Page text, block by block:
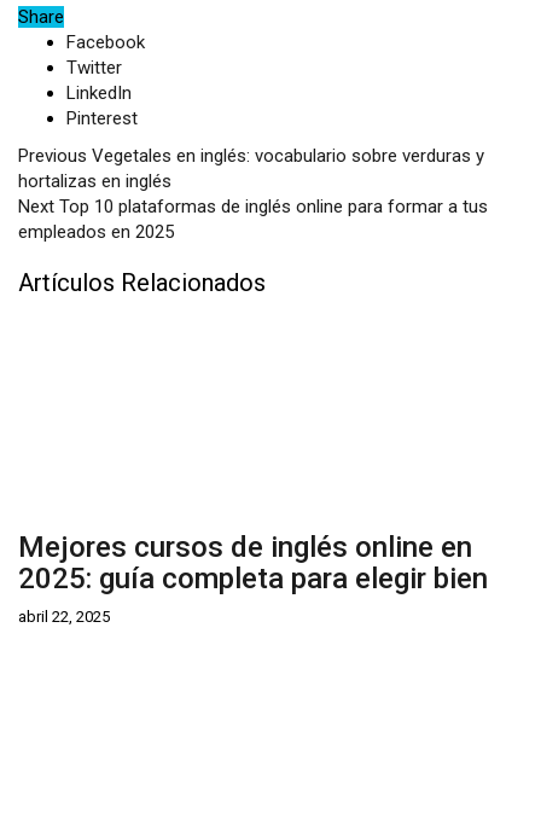
Share
Facebook
Twitter
LinkedIn
Pinterest
Previous Vegetales en inglés: vocabulario sobre verduras y
hortalizas en inglés
Next Top 10 plataformas de inglés online para formar a tus
empleados en 2025
Artículos Relacionados
Mejores cursos de inglés online en
2025: guía completa para elegir bien
abril 22, 2025